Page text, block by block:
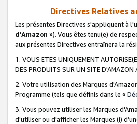
Directives Relatives
Les présentes Directives s'appliquent à
d'Amazon »). Vous êtes tenu(e) de
aux présentes Directives entraînera la
1. VOUS ETES UNIQUEMENT
DES PRODUITS SUR UN SITE D'AMAZON
2. Votre utilisation des Marques
Programme (tels que définis dans le «
3. Vous pouvez utiliser les Marques
d'utiliser ou d'afficher les Marques (i)